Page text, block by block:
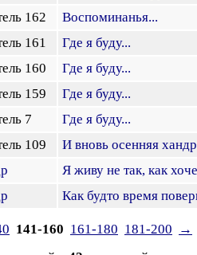
162
Воспоминанья...
161
Где я буду...
160
Где я буду...
159
Где я буду...
7
Где я буду...
109
И вновь осенняя
Я живу не так, как
Как будто время
141-160 161-180 181-200
→